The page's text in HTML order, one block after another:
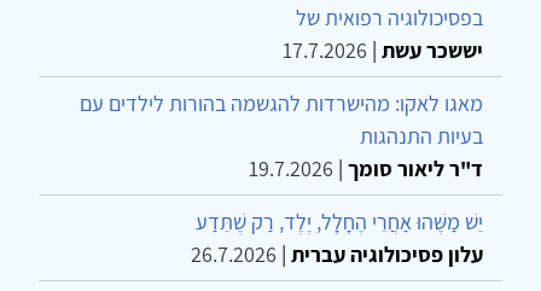
בפסיכולוגיה רפואית של
יששכר עשת |
17.7.2026
מאגו לאקו: מהישרדות להגשמה בהורות לילדים עם
בעיות התנהגות
ד"ר ליאור סומך |
19.7.2026
יֵשׁ מַשֶּׁהוּ אַחֲרֵי הֶחָלָל, יֶלֶד, רַק שֶׁתֵּדַע
עלון פסיכולוגיה עברית |
26.7.2026